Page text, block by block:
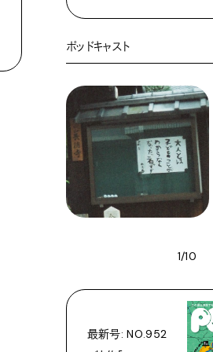
ポッドキャスト
1/10
最新号: NO.952